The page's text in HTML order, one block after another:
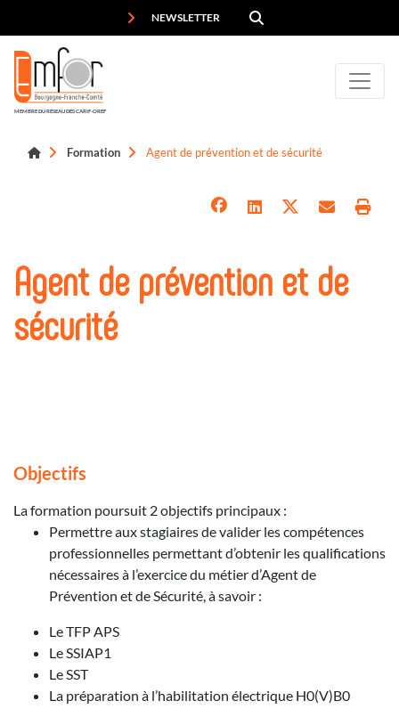
NEWSLETTER
MEMBRE DU RÉSEAU DES CARIF-OREF
Formation Agent de prévention et de sécurité
Agent de prévention et de
sécurité
Objectifs
La formation poursuit 2 objectifs principaux :
Permettre aux stagiaires de valider les compétences
professionnelles permettant d’obtenir les qualifications
nécessaires à l’exercice du métier d’Agent de
Prévention et de Sécurité, à savoir :
Le TFP APS
Le SSIAP1
Le SST
La préparation à l’habilitation électrique H0(V)B0
Panneau de gestion des cookies